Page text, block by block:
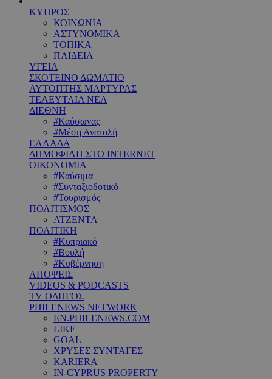
ΚΥΠΡΟΣ
ΚΟΙΝΩΝΙΑ
ΑΣΤΥΝΟΜΙΚΑ
ΤΟΠΙΚΑ
ΠΑΙΔΕΙΑ
ΥΓΕΙΑ
ΣΚΟΤΕΙΝΟ ΔΩΜΑΤΙΟ
ΑΥΤΟΠΤΗΣ ΜΑΡΤΥΡΑΣ
ΤΕΛΕΥΤΑΙΑ ΝΕΑ
ΔΙΕΘΝΗ
#Καύσωνας
#Μέση Ανατολή
ΕΛΛΑΔΑ
ΔΗΜΟΦΙΛΗ ΣΤΟ INTERNET
ΟΙΚΟΝΟΜΙΑ
#Καύσιμα
#Συνταξιοδοτικό
#Τουρισμός
ΠΟΛΙΤΙΣΜΟΣ
ΑΤΖΕΝΤΑ
ΠΟΛΙΤΙΚΗ
#Κυπριακό
#Βουλή
#Κυβέρνηση
ΑΠΟΨΕΙΣ
VIDEOS & PODCASTS
TV ΟΔΗΓΟΣ
PHILENEWS NETWORK
EN.PHILENEWS.COM
LIKE
GOAL
ΧΡΥΣΕΣ ΣΥΝΤΑΓΕΣ
KARIERA
IN-CYPRUS PROPERTY